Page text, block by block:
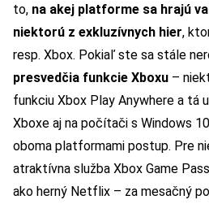
to, na akej platforme sa hrajú
niektorú z exkluzívnych hier,
resp. Xbox. Pokiaľ ste sa stále
presvedčia funkcie Xboxu –
funkciu Xbox Play Anywhere a tá
Xboxe aj na počítači s Windows
oboma platformami postup. Pre
atraktívna služba Xbox Game
ako herný Netflix – za mesačný